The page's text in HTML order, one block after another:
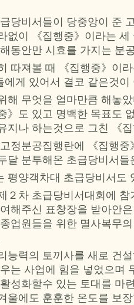
당비서들이 당중앙이 준
없이 《집행중》이라는
동안만 시효를 가지는 분
따져볼 때 《집행중》이
에게 있어서 결코 같은것이
해 무엇을 얼마만큼 해놓
》도 있고 명백한 목표도
지나 하는것으로 그친 《
정분공집행란에 《집행
달 분투해온 초급당비서들
평양객차대 초급당비서도
２차 초급당비서대회에
해주신 표창장을 받아안
업원들을 위한 멸사복무
능력의 토끼사를 새로 건
는 사업에 힘을 넣었으며
성화할수 있는 토대를 마
울에도 훈훈한 온도를 보